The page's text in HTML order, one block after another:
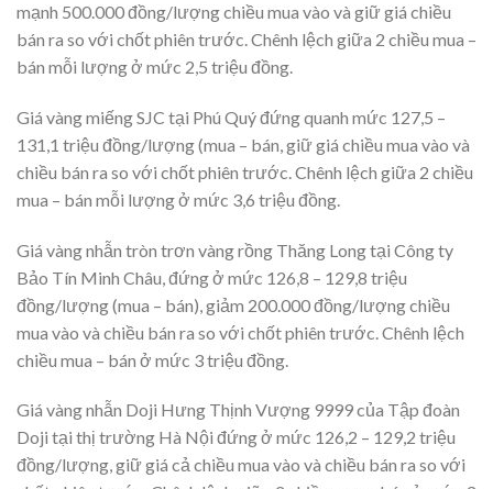
mạnh 500.000 đồng/lượng chiều mua vào và giữ giá chiều
bán ra so với chốt phiên trước. Chênh lệch giữa 2 chiều mua –
bán mỗi lượng ở mức 2,5 triệu đồng.
Giá vàng miếng SJC tại Phú Quý đứng quanh mức 127,5 –
131,1 triệu đồng/lượng (mua – bán, giữ giá chiều mua vào và
chiều bán ra so với chốt phiên trước. Chênh lệch giữa 2 chiều
mua – bán mỗi lượng ở mức 3,6 triệu đồng.
Giá vàng nhẫn tròn trơn vàng rồng Thăng Long tại Công ty
Bảo Tín Minh Châu, đứng ở mức 126,8 – 129,8 triệu
đồng/lượng (mua – bán), giảm 200.000 đồng/lượng chiều
mua vào và chiều bán ra so với chốt phiên trước. Chênh lệch
chiều mua – bán ở mức 3 triệu đồng.
Giá vàng nhẫn Doji Hưng Thịnh Vượng 9999 của Tập đoàn
Doji tại thị trường Hà Nội đứng ở mức 126,2 – 129,2 triệu
đồng/lượng, giữ giá cả chiều mua vào và chiều bán ra so với